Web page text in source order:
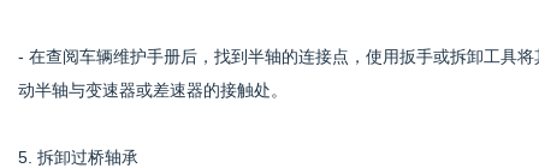
- 在查阅车辆维护手册后，找到半轴的连接点，使用扳手或拆卸工具
动半轴与变速器或差速器的接触处。
5. 拆卸过桥轴承